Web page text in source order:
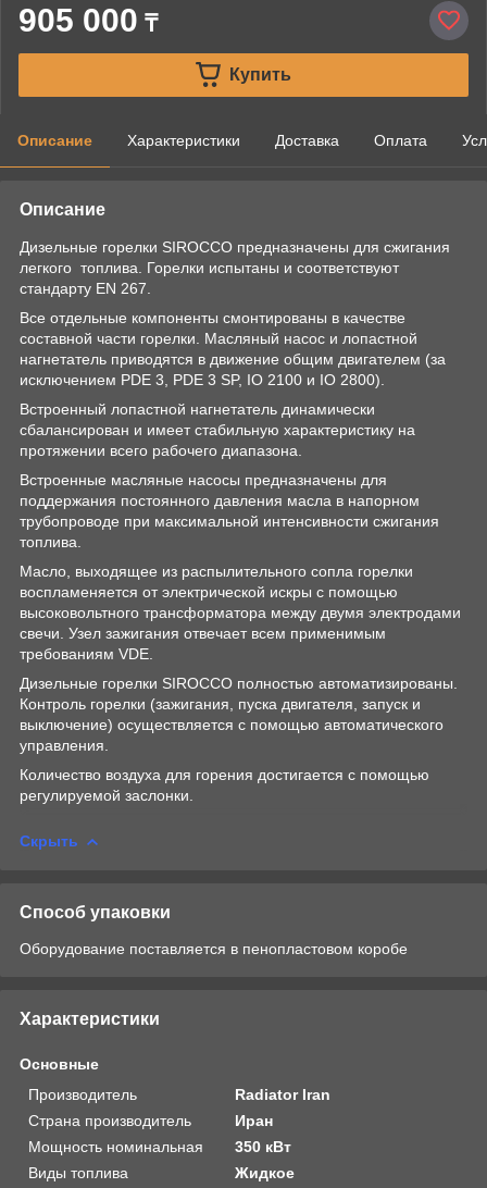
905 000 ₸
Купить
Описание Характеристики Доставка Оплата
Описание
Дизельные горелки SIROCCO предназначены для сжигания
легкого топлива. Горелки испытаны и соответствуют
стандарту EN 267.
Все отдельные компоненты смонтированы в качестве
составной части горелки. Масляный насос и лопастной
нагнетатель приводятся в движение общим двигателем (за
исключением PDE 3, PDE 3 SP, IO 2100 и IO 2800).
Встроенный лопастной нагнетатель динамически
сбалансирован и имеет стабильную характеристику на
протяжении всего рабочего диапазона.
Встроенные масляные насосы предназначены для
поддержания постоянного давления масла в напорном
трубопроводе при максимальной интенсивности сжигания
топлива.
Масло, выходящее из распылительного сопла горелки
воспламеняется от электрической искры с помощью
высоковольтного трансформатора между двумя электродами
свечи. Узел зажигания отвечает всем применимым
требованиям VDE.
Дизельные горелки SIROCCO полностью автоматизированы.
Контроль горелки (зажигания, пуска двигателя, запуск и
выключение) осуществляется с помощью автоматического
управления.
Количество воздуха для горения достигается с помощью
регулируемой заслонки.
Скрыть
Способ упаковки
Оборудование поставляется в пенопластовом коробе
Характеристики
Основные
Производитель
Radiator Iran
Страна производитель
Иран
Мощность номинальная
350 кВт
Виды топлива
Жидкое